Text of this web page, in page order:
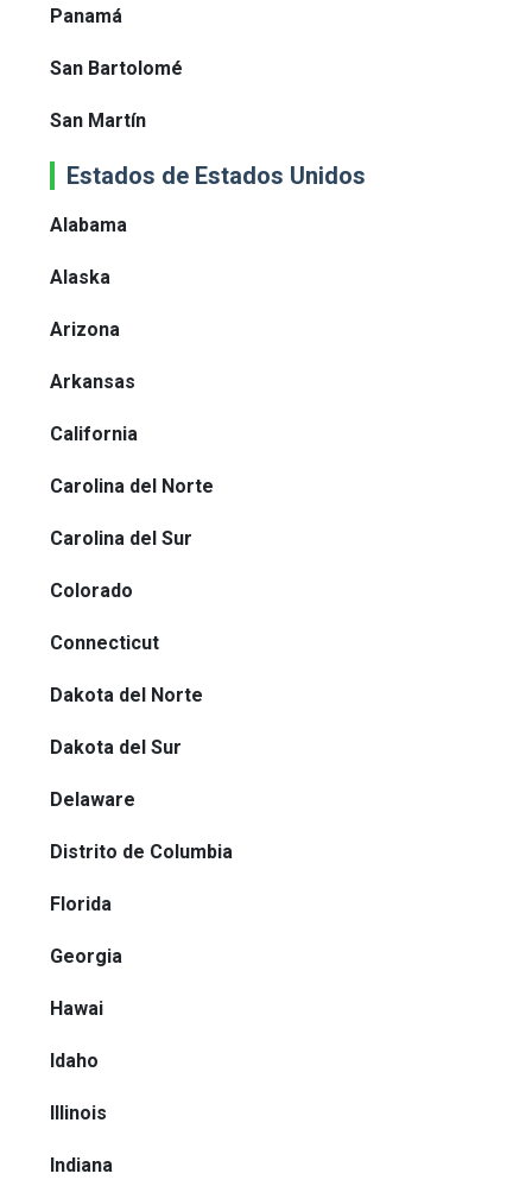
Panamá
San Bartolomé
San Martín
Estados de Estados Unidos
Alabama
Alaska
Arizona
Arkansas
California
Carolina del Norte
Carolina del Sur
Colorado
Connecticut
Dakota del Norte
Dakota del Sur
Delaware
Distrito de Columbia
Florida
Georgia
Hawai
Idaho
Illinois
Indiana